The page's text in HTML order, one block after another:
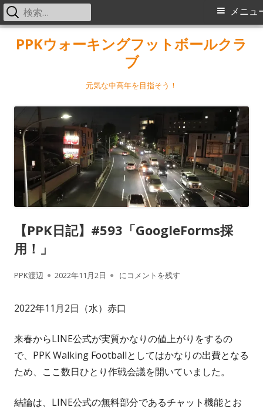
PPKウォーキングフットボールクラ
ブ
元気な中高年を目指そう！
メ
メニュ
検
索:
【PPK日記】#593「GoogleForms採
用！」
作
PPK渡辺
公
2022年11月2日 【PPK日記】#593「GoogleForms採用！
にコメントを残す
2022年11月2日（水）赤口
来春からLINE公式が実質かなりの値上がりをするの
で、PPK Walking Footballとしてはかなりの出費となる
ため、ここ数日ひとり作戦会議を開いていました。
結論は、LINE公式の無料部分であるチャット機能とお